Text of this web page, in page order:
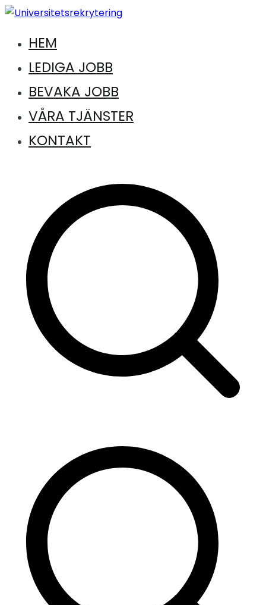
Hoppa
innehåll
Universitetsrekrytering
Jobb inom universitet och högskola
HEM
LEDIGA JOBB
BEVAKA JOBB
VÅRA TJÄNSTER
KONTAKT